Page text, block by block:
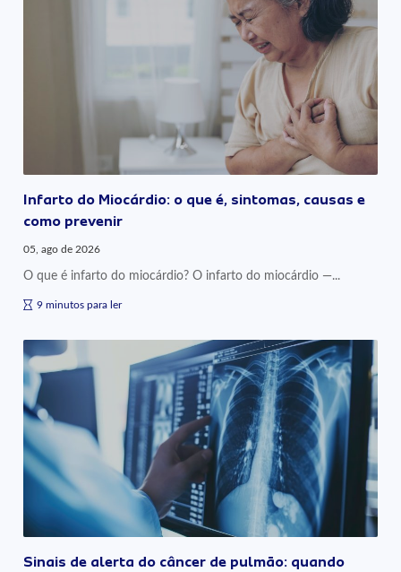
Infarto do Miocárdio: o que é, sintomas, causas e
como prevenir
05, ago de 2026
O que é infarto do miocárdio? O infarto do miocárdio —...
9 minutos para ler
Sinais de alerta do câncer de pulmão: quando